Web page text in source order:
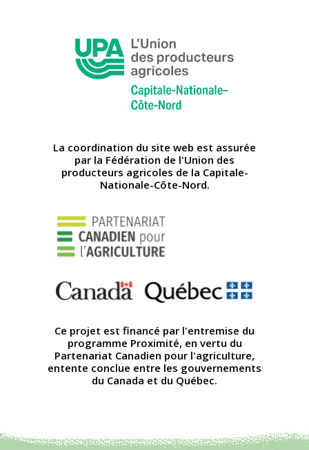
La coordination du site web est assurée
par la Fédération de l'Union des
producteurs agricoles de la Capitale-
Nationale-Côte-Nord.
Ce projet est financé par l'entremise du
programme Proximité, en vertu du
Partenariat Canadien pour l'agriculture,
entente conclue entre les gouvernements
du Canada et du Québec.